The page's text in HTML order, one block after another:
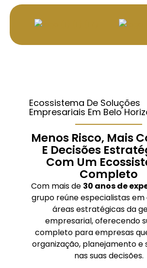
Ecossistema De Soluções
Empresariais Em Belo
Menos Risco, Mais
E Decisões
Com Um
Completo
Com mais de 30 anos de
grupo reúne especialistas
áreas estratégicas da
empresarial, oferecendo
completo para empresas
organização, planejamento e
nas suas decisões.